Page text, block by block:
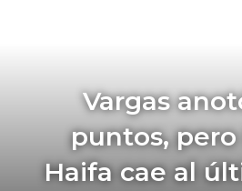
Vargas
puntos,
Haifa cae al